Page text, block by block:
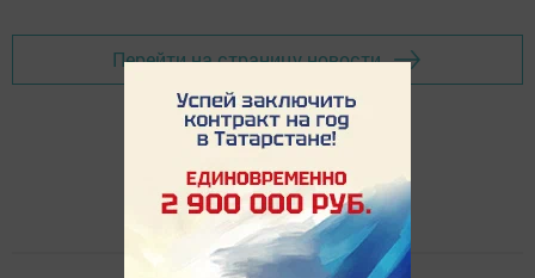
Перейти на страницу новости